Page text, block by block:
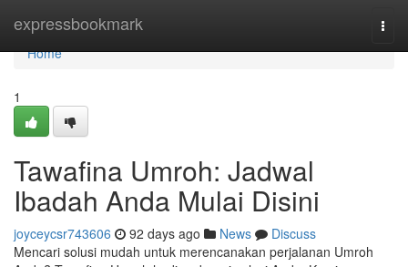
expressbookmark
Home
Home
1
Tawafina Umroh: Jadwal
Ibadah Anda Mulai Disini
joyceycsr743606 92 days ago News
Discuss
Mencari solusi mudah untuk merencanakan perjalanan Umroh